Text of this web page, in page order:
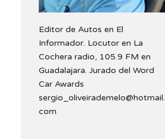
Editor de Autos en El
Informador. Locutor en La
Cochera radio, 105.9 FM en
Guadalajara. Jurado del Word
Car Awards
sergio_oliveirademelo@hotmail.
com